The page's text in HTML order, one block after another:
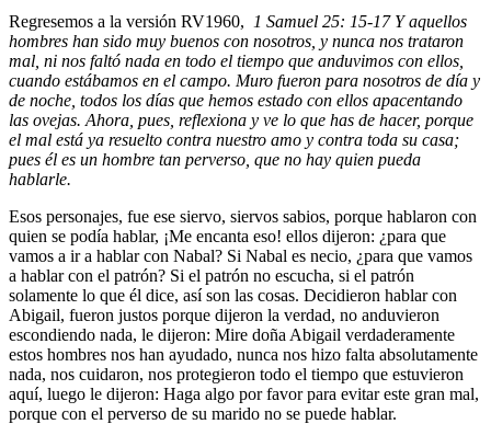
Regresemos a la versión RV1960,
1 Samuel 25: 15-17 Y aquellos
hombres han sido muy buenos con nosotros, y nunca nos trataron
mal, ni nos faltó nada en todo el tiempo que anduvimos con ellos,
cuando estábamos en el campo. Muro fueron para nosotros de día y
de noche, todos los días que hemos estado con ellos apacentando
las ovejas. Ahora, pues, reflexiona y ve lo que has de hacer, porque
el mal está ya resuelto contra nuestro amo y contra toda su casa;
pues él es un hombre tan perverso, que no hay quien pueda
hablarle.
Esos personajes, fue ese siervo, siervos sabios, porque hablaron con
quien se podía hablar, ¡Me encanta eso! ellos dijeron: ¿para que
vamos a ir a hablar con Nabal? Si Nabal es necio, ¿para que vamos
a hablar con el patrón? Si el patrón no escucha, si el patrón
solamente lo que él dice, así son las cosas. Decidieron hablar con
Abigail, fueron justos porque dijeron la verdad, no anduvieron
escondiendo nada, le dijeron: Mire doña Abigail verdaderamente
estos hombres nos han ayudado, nunca nos hizo falta absolutamente
nada, nos cuidaron, nos protegieron todo el tiempo que estuvieron
aquí, luego le dijeron: Haga algo por favor para evitar este gran mal,
porque con el perverso de su marido no se puede hablar.